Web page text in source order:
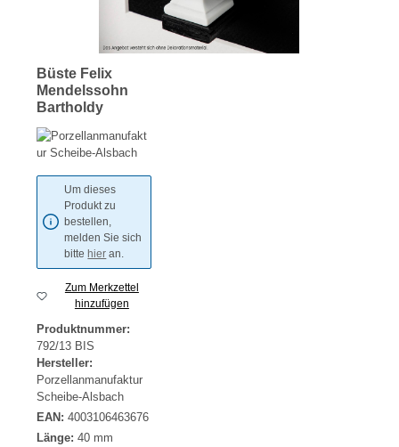
Büste Felix
Mendelssohn
Bartholdy
Um dieses
Produkt zu
bestellen,
melden Sie sich
bitte hier an.
Zum Merkzettel
hinzufügen
Produktnummer:
792/13 BIS
Hersteller:
Porzellanmanufaktur
Scheibe-Alsbach
EAN: 4003106463676
Länge: 40 mm